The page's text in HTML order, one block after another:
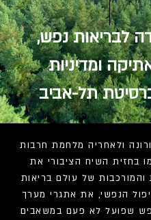
לבריאות נפש,
ומדיניות
תל-אביב
ולאחריה מלחמת חרבות
בחזית השיח הציבורי את
והמורכבות של עולם בריאות
הנפשי, את אתגרי מערך
שפועל לא פעם במשאבים